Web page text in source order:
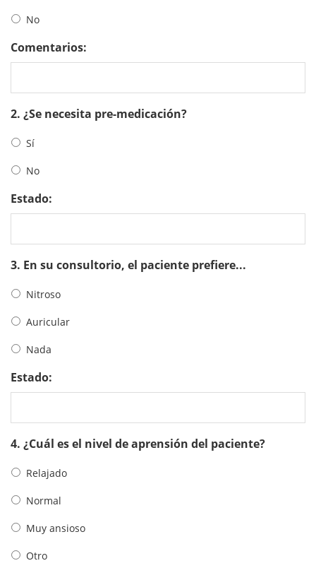
No
Comentarios:
2. ¿Se necesita pre-medicación?
Sí
No
Estado:
3. En su consultorio, el paciente prefiere...
Nitroso
Auricular
Nada
Estado:
4. ¿Cuál es el nivel de aprensión del paciente?
Relajado
Normal
Muy ansioso
Otro